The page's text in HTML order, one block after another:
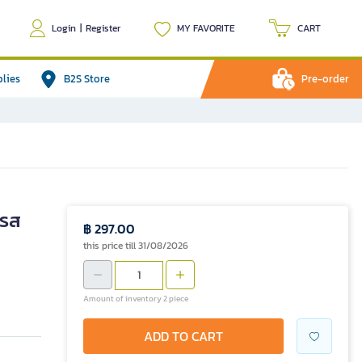
Login | Register MY FAVORITE CART
B2S Store Pre-order
ส
฿ 297.00
this price till 31/08/2026
Amount of inventory 2 piece
ADD TO CART